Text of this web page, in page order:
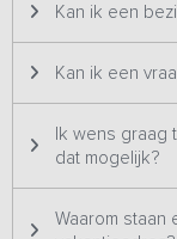
Kan ik een
Kan ik een
Ik wens graag
dat mogelijk?
Waarom